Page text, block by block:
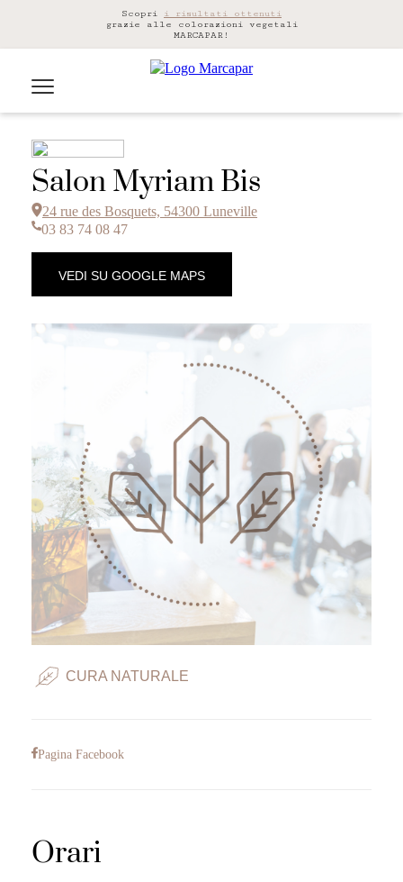
Scopri i risultati ottenuti
grazie alle colorazioni vegetali
MARCAPAR!
Salon Myriam Bis
24 rue des Bosquets, 54300 Luneville
03 83 74 08 47
VEDI SU GOOGLE MAPS
CURA NATURALE
Pagina Facebook
Orari